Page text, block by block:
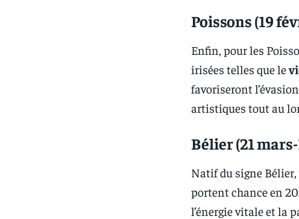
Poissons (19
Enfin, pour les
irisées telles que le
favoriseront
artistiques tout au
Bélier (21
Natif du signe
portent chance en
l’énergie vitale et la